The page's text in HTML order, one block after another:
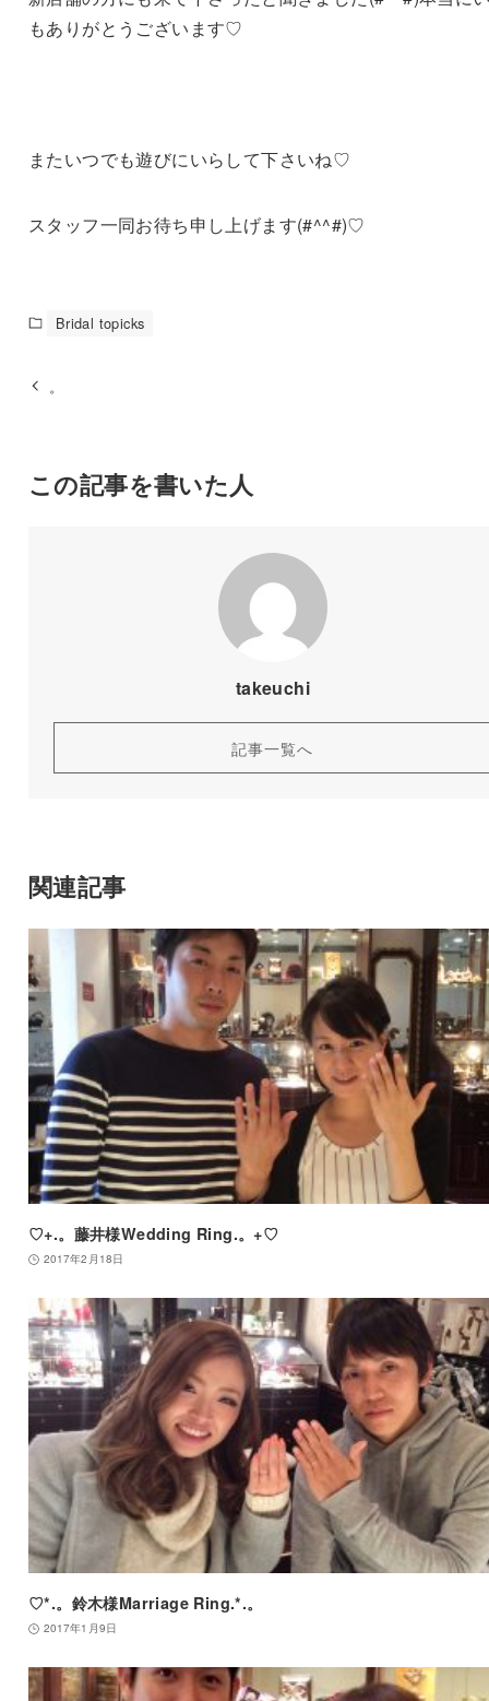
もありがとうございます♡
またいつでも遊びにいらして下さいね♡
スタッフ一同お待ち申し上げます(#^^#)♡
Bridal topicks
。
この記事を書いた人
takeuchi
記事一覧へ
関連記事
♡+.。藤井様Wedding Ring.。+♡
2017年2月18日
♡*.。鈴木様Marriage Ring.*.。
2017年1月9日